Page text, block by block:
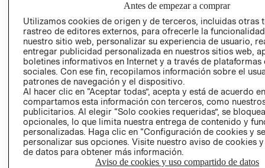
PRENSA
RELACIÓN CON
INVERSIONISTAS
POLÍTICA
EMPRESARIAL
- RETIRO EN
TIENDA
TÉRMINOS Y
CONDICIONES
PRIVACIDAD
GIFT CARD
AVISO DE
COOKIES
Antes de empezar a comprar
Utilizamos cookies de origen y de terceros, incluidas otras
rastreo de editores externos, para ofrecerle la
nuestro sitio web, personalizar su experiencia de usuario,
entregar publicidad personalizada en nuestros sitios web,
boletines informativos en Internet y a través de plataformas
sociales. Con ese fin, recopilamos información sobre el
patrones de navegación y el dispositivo.
Al hacer clic en “Aceptar todas”, acepta y está de acuerdo
compartamos esta información con terceros, como
publicitarios. Al elegir “Solo cookies requeridas”, se
opcionales, lo que limita nuestra entrega de contenido y
personalizadas. Haga clic en “Configuración de cookies y
personalizar sus opciones. Visite nuestro aviso de cookies
de datos para obtener más información.
Aviso de cookies y uso compartido de datos